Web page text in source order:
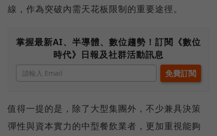
線，作為突破內需天花板限制的重要途徑。
掌握最新AI、半導體、數位趨勢！訂閱《數位
時代》日報及社群活動訊息
值得一提的是，除了大型集團外，不少兼具決策
彈性與資本實力的中型餐飲業者，更加重視能夠